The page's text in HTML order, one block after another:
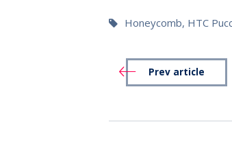
Honeycomb, HTC
Prev article